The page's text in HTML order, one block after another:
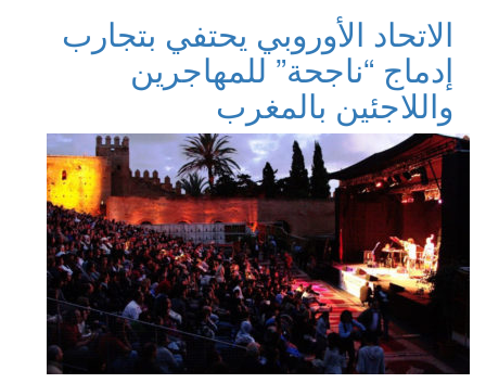
الاتحاد الأوروبي يحتفي بتجارب
إدماج “ناجحة” للمهاجرين
واللاجئين بالمغرب